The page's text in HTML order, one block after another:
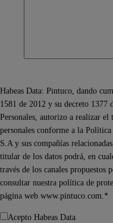
Habeas Data: Pintuco, dando
1581 de 2012 y su decreto 1377
Personales, autorizo a realizar
personales conforme a la
S.A y sus compañías
titular de los datos podrá, en
través de los canales
consultar nuestra política de
página web www.pintuco.com.*
Acepto Habeas Data